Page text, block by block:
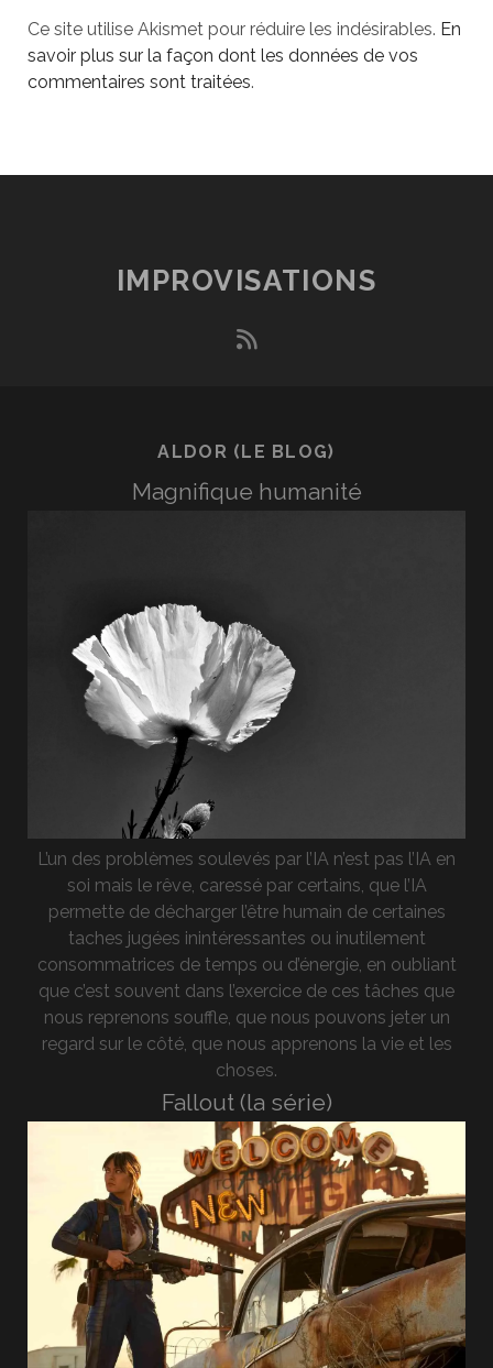
Ce site utilise Akismet pour réduire les indésirables. En
savoir plus sur la façon dont les données de vos
commentaires sont traitées.
IMPROVISATIONS
rss
ALDOR (LE BLOG)
Magnifique humanité
L’un des problèmes soulevés par l’IA n’est pas l’IA en
soi mais le rêve, caressé par certains, que l’IA
permette de décharger l’être humain de certaines
taches jugées inintéressantes ou inutilement
consommatrices de temps ou d’énergie, en oubliant
que c’est souvent dans l’exercice de ces tâches que
nous reprenons souffle, que nous pouvons jeter un
regard sur le côté, que nous apprenons la vie et les
choses.
Fallout (la série)